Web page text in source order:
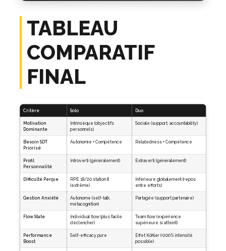
TABLEAU
COMPARATIF
FINAL
Critère Solo Duo
Motivation
Dominante
Intrinsèque (objectifs
personnels)
Sociale (support, accountability)
Besoin SDT
Priorisé
Autonomie + Compétence Relatedness + Compétence
Profil
Personnalité
Introverti (généralement) Extraverti (généralement)
Difficulté Perçue
RPE 18/20 station 8
(extrême)
Inférieure globalement (repos
entre efforts)
Gestion Anxiété
Autonome (self-talk,
métacognition)
Partagée (support partenaire)
Flow State
Individual flow (plus facile
déclencher)
Team flow (expérience
supérieure si atteint)
Performance
Boost
Self-efficacy pure
Effet Köhler (+200% intensité
possible)